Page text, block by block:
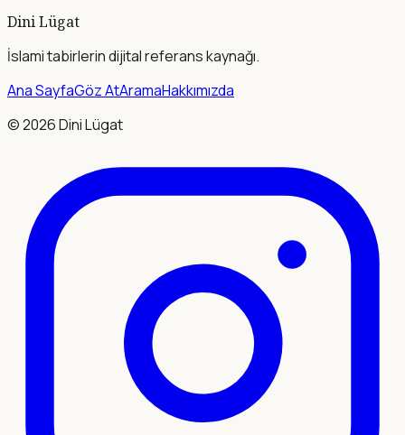
Dini Lügat
İslami tabirlerin dijital referans kaynağı.
Ana SayfaGöz AtAramaHakkımızda
©2026Dini Lügat